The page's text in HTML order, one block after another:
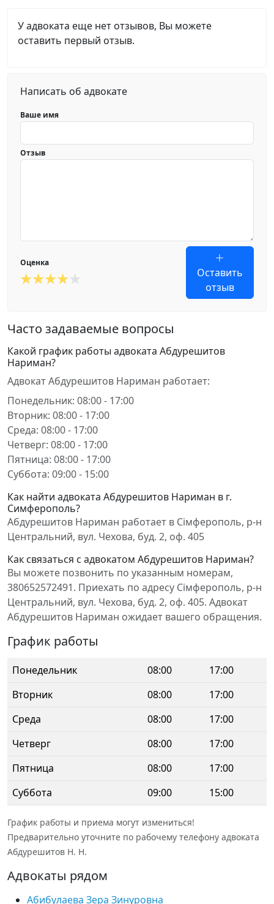
У адвоката еще нет отзывов, Вы можете
оставить первый отзыв.
Написать об адвокате
Ваше имя
Отзыв
Оценка
Оставить
отзыв
Часто задаваемые вопросы
Какой график работы адвоката Абдурешитов
Нариман?
Адвокат Абдурешитов Нариман работает:
Понедельник: 08:00 - 17:00
Вторник: 08:00 - 17:00
Среда: 08:00 - 17:00
Четверг: 08:00 - 17:00
Пятница: 08:00 - 17:00
Суббота: 09:00 - 15:00
Как найти адвоката Абдурешитов Нариман в г.
Симферополь?
Абдурешитов Нариман работает в Сімферополь, р-н
Центральний, вул. Чехова, буд. 2, оф. 405
Как связаться с адвокатом Абдурешитов Нариман?
Вы можете позвонить по указанным номерам,
380652572491. Приехать по адресу Сімферополь, р-н
Центральний, вул. Чехова, буд. 2, оф. 405. Адвокат
Абдурешитов Нариман ожидает вашего обращения.
График работы
Понедельник 08:00
17:00
Вторник
08:00
17:00
Среда
08:00
17:00
Четверг
08:00
17:00
Пятница
08:00
17:00
Суббота
09:00 15:00
График работы и приема могут измениться!
Предварительно уточните по рабочему телефону адвоката
Абдурешитов Н. Н.
Адвокаты рядом
Абибулаева Зера Зинуровна